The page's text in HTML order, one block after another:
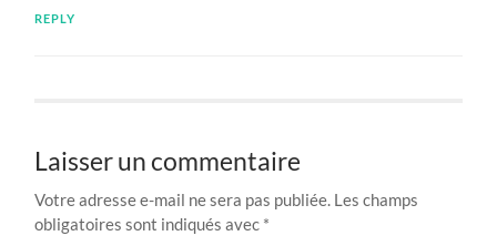
REPLY
Laisser un commentaire
Votre adresse e-mail ne sera pas publiée. Les champs
obligatoires sont indiqués avec *